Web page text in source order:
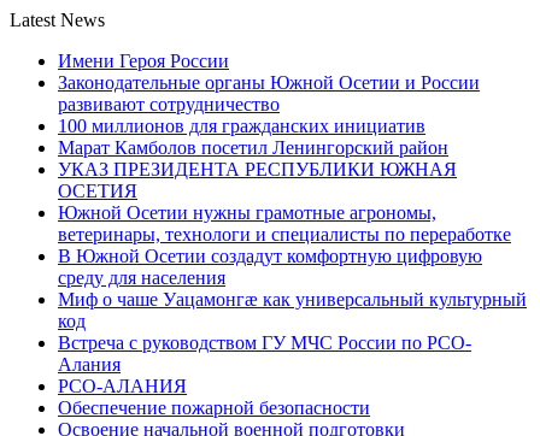
Latest News
Имени Героя России
Законодательные органы Южной Осетии и России
развивают сотрудничество
100 миллионов для гражданских инициатив
Марат Камболов посетил Ленингорский район
УКАЗ ПРЕЗИДЕНТА РЕСПУБЛИКИ ЮЖНАЯ
ОСЕТИЯ
Южной Осетии нужны грамотные агрономы,
ветеринары, технологи и специалисты по переработке
В Южной Осетии создадут комфортную цифровую
среду для населения
Миф о чаше Уацамонгæ как универсальный культурный
код
Встреча с руководством ГУ МЧС России по РСО-
Алания
РСО-АЛАНИЯ
Обеспечение пожарной безопасности
Освоение начальной военной подготовки